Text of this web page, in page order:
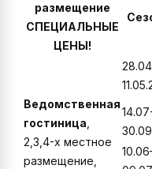
размещение
СПЕЦИАЛЬНЫЕ
ЦЕНЫ!
Ведомственная
гостиница,
2,3,4-х местное
размещение,